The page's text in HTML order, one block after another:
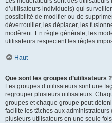
d’utilisateurs individuels) qui
possibilité de modifier ou de
déverrouiller, les déplacer, les
modèrent. En règle générale, les
utilisateurs respectent les règles
Haut
Que sont les groupes d’utilisateurs ?
Les groupes d’utilisateurs sont une
regrouper plusieurs utilisateurs.
groupes et chaque groupe peut
facilite les tâches aux
plusieurs utilisateurs en une seule